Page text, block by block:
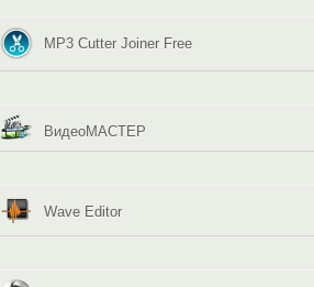
MP3 Cutter Joiner Free
ВидеоМАСТЕР
Wave Editor